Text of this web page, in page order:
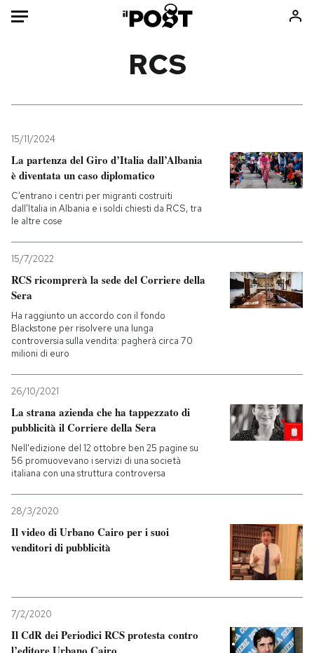
Mondo
Politica
Tecnologia
Internet
Scienza
Economia
Sport
Consumismi
Mondiali calcio 2026
PODCAST
NEWSLETTER
I MIEI PREFERITI
SHOP
CALENDARIO
RCS
15/11/2024
La partenza del Giro d’Italia dall’Albania
è diventata un caso diplomatico
C’entrano i centri per migranti costruiti
dall’Italia in Albania e i soldi chiesti da RCS, tra
le altre cose
15/7/2022
RCS ricomprerà la sede del Corriere della
Sera
Ha raggiunto un accordo con il fondo
Blackstone per risolvere una lunga
controversia sulla vendita: pagherà circa 70
milioni di euro
26/10/2021
La strana azienda che ha tappezzato di
pubblicità il Corriere della Sera
Nell'edizione del 12 ottobre ben 25 pagine su
56 promuovevano i servizi di una società
italiana con una struttura controversa
28/3/2020
Il video di Urbano Cairo per i suoi
venditori di pubblicità
7/2/2020
Il CdR dei Periodici RCS protesta contro